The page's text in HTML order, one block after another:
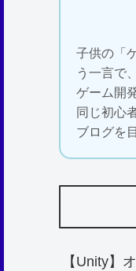
子供の「
う一言で
ゲーム開
同じ初心
ブログを
【Unity】